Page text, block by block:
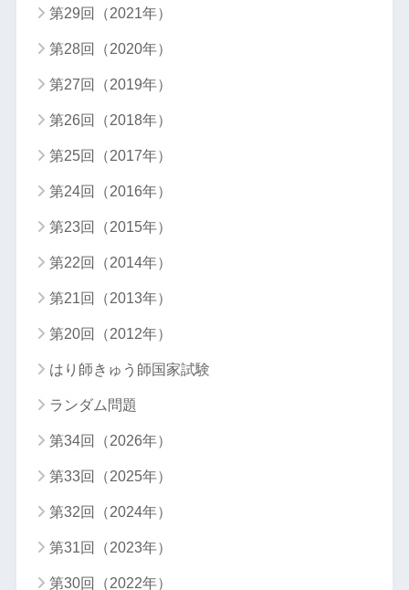
第29回（2021年）
第28回（2020年）
第27回（2019年）
第26回（2018年）
第25回（2017年）
第24回（2016年）
第23回（2015年）
第22回（2014年）
第21回（2013年）
第20回（2012年）
はり師きゅう師国家試験
ランダム問題
第34回（2026年）
第33回（2025年）
第32回（2024年）
第31回（2023年）
第30回（2022年）